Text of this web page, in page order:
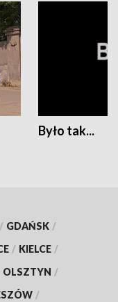
Było tak...
/ GDAŃSK /
/ KIELCE /
OLSZTYN /
/